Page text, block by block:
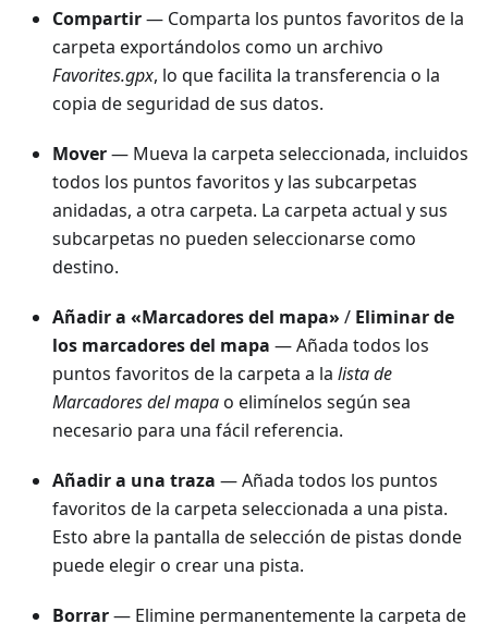
Compartir— Comparta los puntos favoritos de la
carpeta exportándolos como un archivo
Favorites.gpx, lo que facilita la transferencia o la
copia de seguridad de sus datos.
Mover— Mueva la carpeta seleccionada, incluidos
todos los puntos favoritos y las subcarpetas
anidadas, a otra carpeta. La carpeta actual y sus
subcarpetas no pueden seleccionarse como
destino.
Añadir a «Marcadores del mapa» / Eliminar de
los marcadores del mapa — Añada todos los
puntos favoritos de la carpeta a la lista de
Marcadores del mapao elimínelos según sea
necesario para una fácil referencia.
Añadir a una traza — Añada todos los puntos
favoritos de la carpeta seleccionada a una pista.
Esto abre la pantalla de selección de pistas donde
puede elegir o crear una pista.
Borrar— Elimine permanentemente la carpeta de